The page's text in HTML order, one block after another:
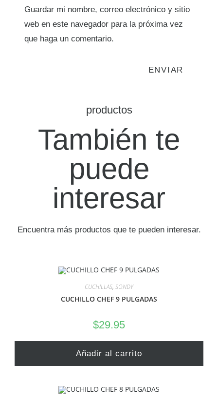
Guardar mi nombre, correo electrónico y sitio
web en este navegador para la próxima vez
que haga un comentario.
productos
También te
puede
interesar
Encuentra más productos que te pueden interesar.
CUCHILLAS, SONDY
CUCHILLO CHEF 9 PULGADAS
$29.95
Añadir al carrito